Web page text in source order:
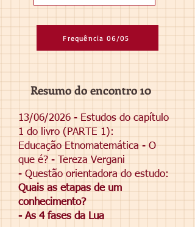
Frequência 06/05
Resumo do encontro 10
13/06/2026 - Estudos do capítulo
1 do livro (PARTE 1):
Educação Etnomatemática - O
que é? - Tereza Vergani
- Questão orientadora do estudo:
Quais as etapas de um
conhecimento?
- As 4 fases da Lua